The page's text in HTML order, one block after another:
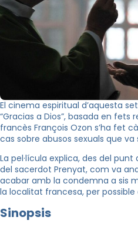
El cinema espiritual d’aquesta
“Gracias a Dios”, basada en fets
francès François Ozon s’ha fet
cas sobre abusos sexuals que
La pel·lícula explica, des del
del sacerdot Prenyat, com va
acabar amb la condemna a sis
la localitat francesa, per
Sinopsis